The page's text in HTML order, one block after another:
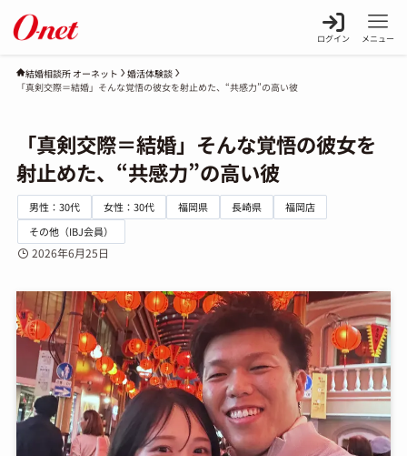
ログイン メニュー
結婚相談所 オーネット
婚活体験談
「真剣交際＝結婚」そんな覚悟の彼女を射止めた、“共感力”の高い彼
「真剣交際＝結婚」そんな覚悟の彼女を
射止めた、“共感力”の高い彼
男性：30代 女性：30代 福岡県 長崎県
福岡店
その他（IBJ会員）
2026年6月25日